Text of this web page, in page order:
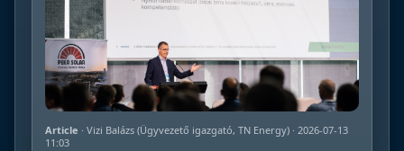
Article · Vizi Balázs (Ügyvezető igazgató, TN Energy) · 2026-07-13
11:03